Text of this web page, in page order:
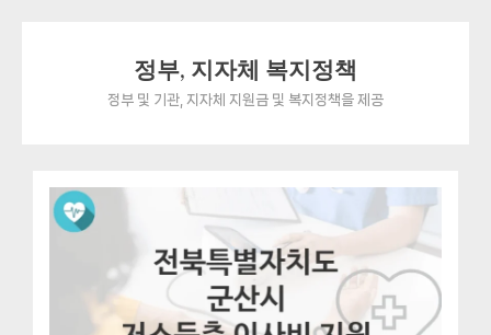
정부, 지자체 복지정책
정부 및 기관, 지자체 지원금 및 복지정책을 제공